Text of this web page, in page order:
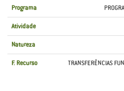
Programa
Atividade
Natureza
F. Recurso
TRANSFERÊNCIAS